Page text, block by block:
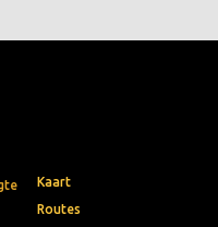
Kaart
Routes